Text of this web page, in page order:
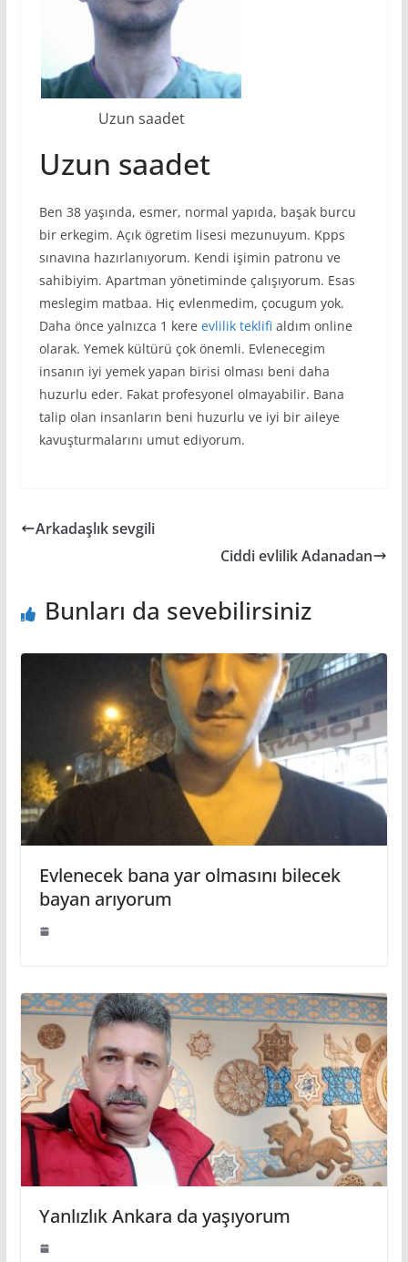
Uzun saadet
Uzun saadet
Ben 38 yaşında, esmer, normal yapıda, başak burcu
bir erkegim. Açık ögretim lisesi mezunuyum. Kpps
sınavına hazırlanıyorum. Kendi işimin patronu ve
sahibiyim. Apartman yönetiminde çalışıyorum. Esas
meslegim matbaa. Hiç evlenmedim, çocugum yok.
Daha önce yalnızca 1 kere evlilik teklifi aldım online
olarak. Yemek kültürü çok önemli. Evlenecegim
insanın iyi yemek yapan birisi olması beni daha
huzurlu eder. Fakat profesyonel olmayabilir. Bana
talip olan insanların beni huzurlu ve iyi bir aileye
kavuşturmalarını umut ediyorum.
Arkadaşlık sevgili
Ciddi evlilik Adanadan
Bunları da sevebilirsiniz
Evlenecek bana yar olmasını bilecek
bayan arıyorum
Yanlızlık Ankara da yaşıyorum